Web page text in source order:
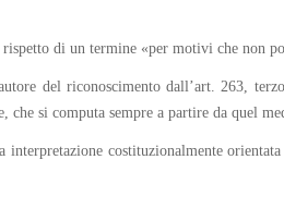
di un termine «per motivi che non
del riconoscimento dall’art. 263,
si computa sempre a partire da quel
costituzionalmente